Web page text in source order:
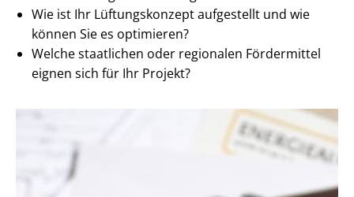
Wie ist Ihr Lüftungskonzept aufgestellt und wie
können Sie es optimieren?
Welche staatlichen oder regionalen Fördermittel
eignen sich für Ihr Projekt?